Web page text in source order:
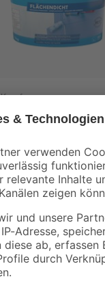
Knauf
Verbundabdichtung
47,99€
9,60 € / Kilogramm